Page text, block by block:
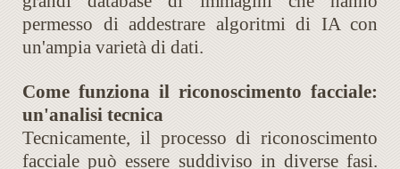
permesso di addestrare algoritmi di IA con
un'ampia varietà di dati.
Come funziona il riconoscimento facciale:
un'analisi tecnica
Tecnicamente, il processo di riconoscimento
facciale può essere suddiviso in diverse fasi.